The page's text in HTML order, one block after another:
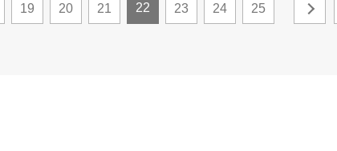
19 20 21 22 23 24 25